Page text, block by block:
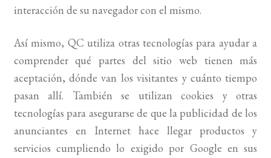
interacción de su navegador con el mismo.
Así mismo, QC utiliza otras tecnologías para ayudar a
comprender qué partes del sitio web tienen más
aceptación, dónde van los visitantes y cuánto tiempo
pasan allí. También se utilizan cookies y otras
tecnologías para asegurarse de que la publicidad de los
anunciantes en Internet hace llegar productos y
servicios cumpliendo lo exigido por Google en sus